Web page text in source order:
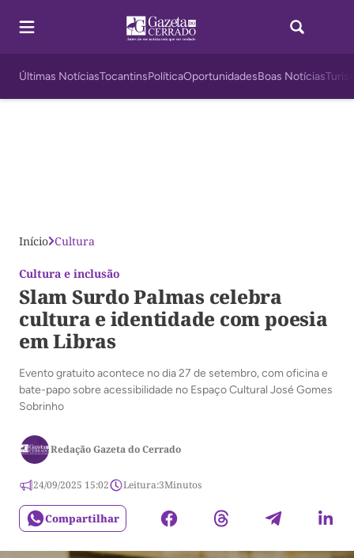
Últimas NotíciasTocantinsPolíticaOportunidadesBoas Notícias
Início Cultura
Cultura e inclusão
Slam Surdo Palmas celebra
cultura e identidade com poesia
em Libras
Evento gratuito acontece no dia 27 de setembro, com oficina e
bate-papo sobre acessibilidade no Espaço Cultural José Gomes
Sobrinho
Redação Gazeta do Cerrado
24/09/2025 15:02 Leitura:3Minutos
Compartilhar